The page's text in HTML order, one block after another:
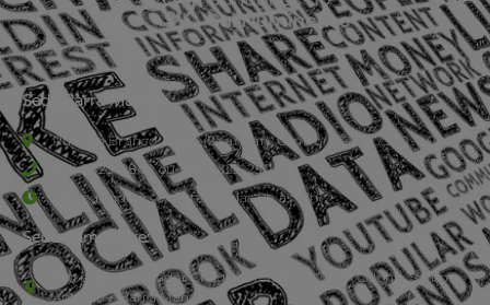
Sede Barra Mansa
Rua Rio Branco, nº107 (2º andar), Centro - Cep: 27.330-030
(24) 3323-2848 ou (24) 3323-2500
De segunda à sexta-feira , das 9h às 17h.
Sede Campestre:
Estrada Governador Chagas Freitas – 3.780 – Colônia Santo
Antônio – Barra Mansa